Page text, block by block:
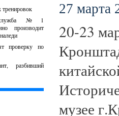
служба №1
производит
проверку по
разбивший
27 марта
20-23
музее